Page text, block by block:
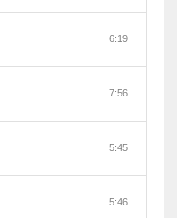
6:19
7:56
5:45
5:46